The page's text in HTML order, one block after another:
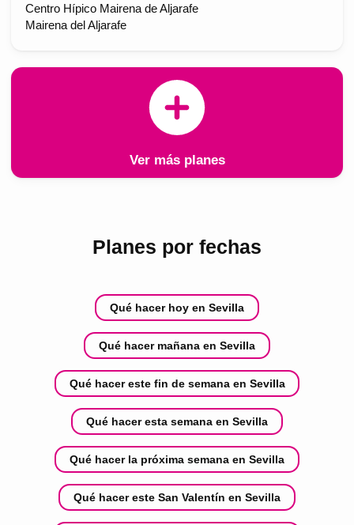
Centro Hípico Mairena de Aljarafe
Mairena del Aljarafe
Ver más planes
Planes por fechas
Qué hacer hoy en Sevilla
Qué hacer mañana en Sevilla
Qué hacer este fin de semana en Sevilla
Qué hacer esta semana en Sevilla
Qué hacer la próxima semana en Sevilla
Qué hacer este San Valentín en Sevilla